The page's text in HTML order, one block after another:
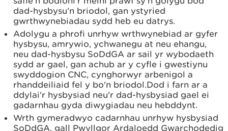
dad-hysbysu’n briodol, gan ystyried
gwrthwynebiadau sydd heb eu datrys.
Adolygu a phrofi unrhyw wrthwynebiad ar gyfer
hysbysu, amrywio, ychwanegu at neu ehangu,
neu dad-hysbysu SoDdGA ar sail yr wybodaeth
sydd ar gael, gan achub ar y cyfle i gwestiynu
swyddogion CNC, cynghorwyr arbenigol a
rhanddeiliaid fel y bo'n briodol.Dod i farn ar a
ddylai'r hysbysiad neu'r dad-hysbysiad gael ei
gadarnhau gyda diwygiadau neu hebddynt.
Wrth gymeradwyo cadarnhau unrhyw hysbysiad
SoDdGA, gall Pwyllgor Ardaloedd Gwarchodedig